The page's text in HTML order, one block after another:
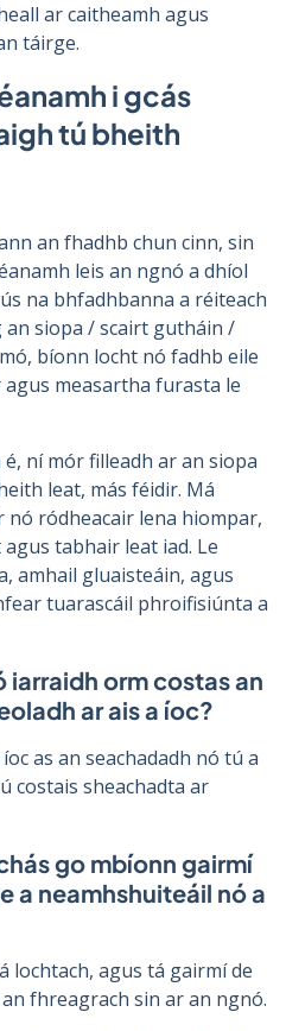
ar caitheamh agus
táirge.
i gcás
tú bheith
an fhadhb chun cinn, sin
leis an ngnó a dhíol
na bhfadhbanna a réiteach
siopa / scairt gutháin /
bíonn locht nó fadhb eile
measartha furasta le
ní mór filleadh ar an siopa
leat, más féidir. Má
ródheacair lena hiompar,
tabhair leat iad. Le
amhail gluaisteáin, agus
tuarascáil phroifisiúnta a
iarraidh orm costas an
ar ais a íoc?
as an seachadadh nó tú a
costais sheachadta ar
go mbíonn gairmí
a neamhshuiteáil nó a
lochtach, agus tá gairmí de
fhreagrach sin ar an ngnó.